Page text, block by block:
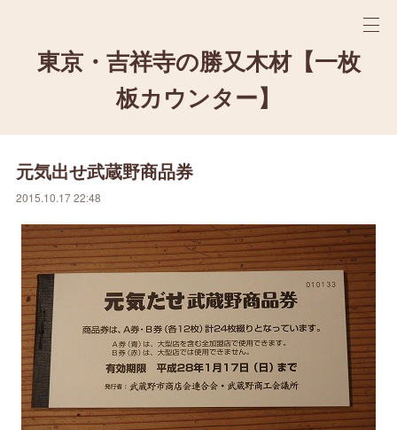
東京・吉祥寺の勝又木材【一枚
板カウンター】
元気出せ武蔵野商品券
2015.10.17 22:48